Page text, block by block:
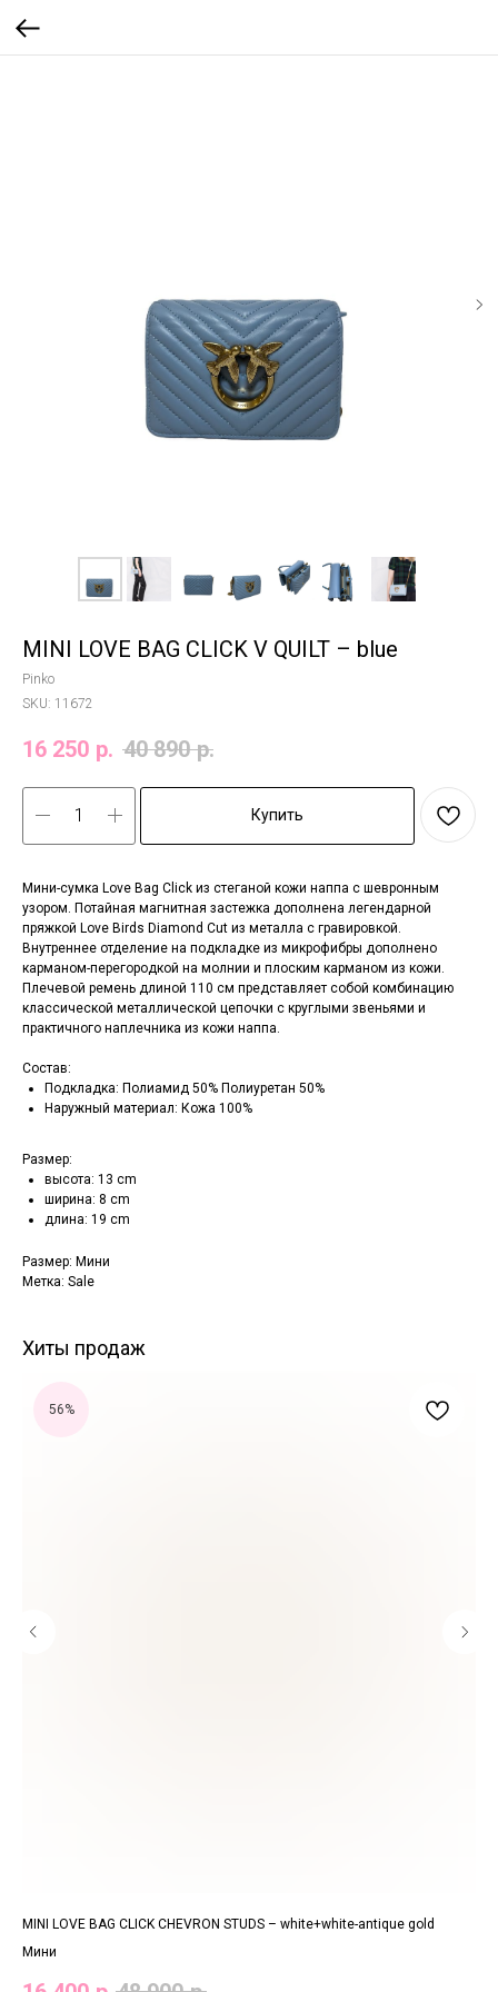
MINI LOVE BAG CLICK V QUILT – blue
Pinko
SKU: 11672
16 250 р. 40 890 р.
Купить
Мини-сумка Love Bag Click из стеганой кожи наппа с шевронным
узором. Потайная магнитная застежка дополнена легендарной
пряжкой Love Birds Diamond Cut из металла с гравировкой.
Внутреннее отделение на подкладке из микрофибры дополнено
карманом-перегородкой на молнии и плоским карманом из кожи.
Плечевой ремень длиной 110 см представляет собой комбинацию
классической металлической цепочки с круглыми звеньями и
практичного наплечника из кожи наппа.
Состав:
Подкладка: Полиамид 50% Полиуретан 50%
Наружный материал: Кожа 100%
Размер:
высота: 13 cm
ширина: 8 cm
длина: 19 cm
Размер: Мини
Метка: Sale
Хиты продаж
56%
MINI LOVE BAG CLICK CHEVRON STUDS – white+white-antique gold
Мини